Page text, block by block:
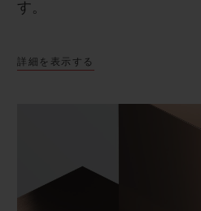
す。
詳細を表示する